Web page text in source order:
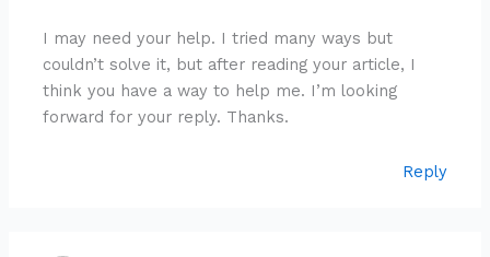
I may need your help. I tried many ways but
couldn’t solve it, but after reading your article, I
think you have a way to help me. I’m looking
forward for your reply. Thanks.
Reply